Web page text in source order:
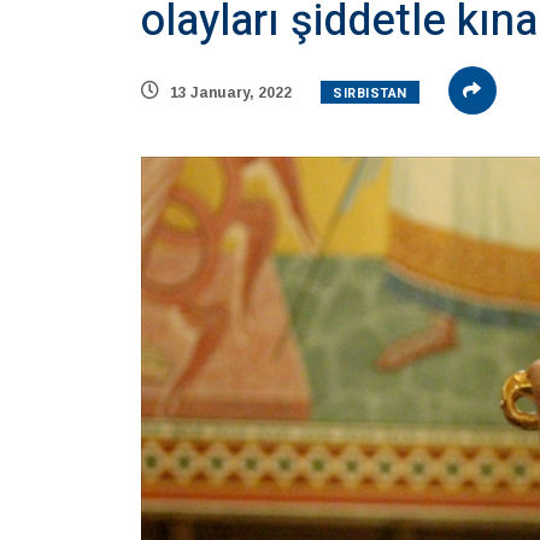
olayları şiddetle
13 January, 2022 SIRBISTAN